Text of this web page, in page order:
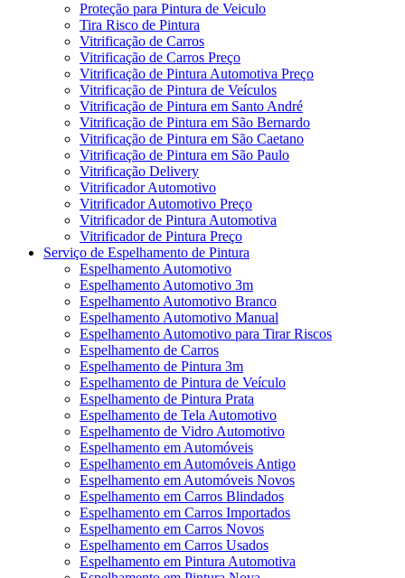
Proteção para Pintura de Veiculo
Tira Risco de Pintura
Vitrificação de Carros
Vitrificação de Carros Preço
Vitrificação de Pintura Automotiva Preço
Vitrificação de Pintura de Veículos
Vitrificação de Pintura em Santo André
Vitrificação de Pintura em São Bernardo
Vitrificação de Pintura em São Caetano
Vitrificação de Pintura em São Paulo
Vitrificação Delivery
Vitrificador Automotivo
Vitrificador Automotivo Preço
Vitrificador de Pintura Automotiva
Vitrificador de Pintura Preço
Serviço de Espelhamento de Pintura
Espelhamento Automotivo
Espelhamento Automotivo 3m
Espelhamento Automotivo Branco
Espelhamento Automotivo Manual
Espelhamento Automotivo para Tirar Riscos
Espelhamento de Carros
Espelhamento de Pintura 3m
Espelhamento de Pintura de Veículo
Espelhamento de Pintura Prata
Espelhamento de Tela Automotivo
Espelhamento de Vidro Automotivo
Espelhamento em Automóveis
Espelhamento em Automóveis Antigo
Espelhamento em Automóveis Novos
Espelhamento em Carros Blindados
Espelhamento em Carros Importados
Espelhamento em Carros Novos
Espelhamento em Carros Usados
Espelhamento em Pintura Automotiva